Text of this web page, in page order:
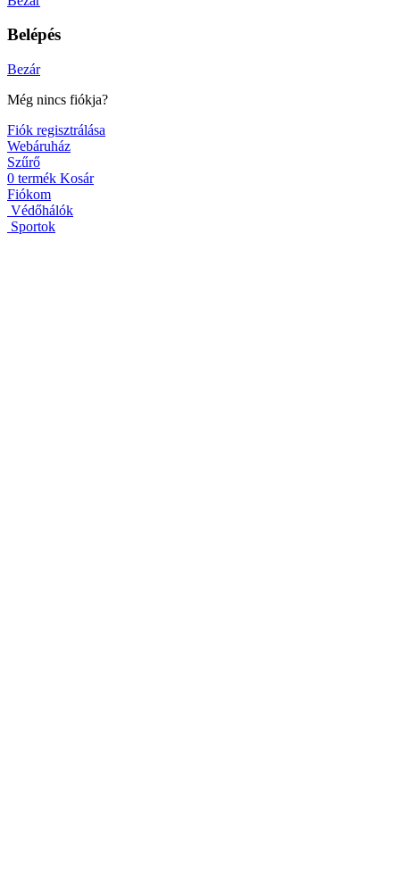
Belépés
Bezár
Még nincs fiókja?
Fiók regisztrálása
Webáruház
Szűrő
0 termék Kosár
Fiókom
Védőhálók
Sportok